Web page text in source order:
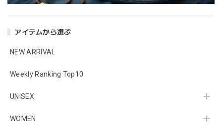
アイテムから選ぶ
NEW ARRIVAL
Weekly Ranking Top10
UNISEX
WOMEN